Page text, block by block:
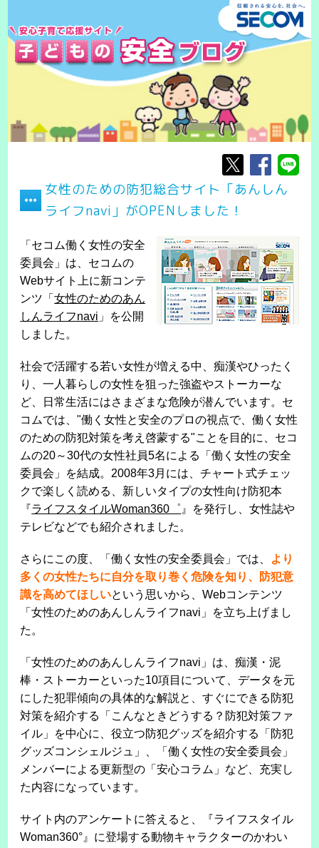
女性のための防犯総合サイト「あんしん
ライフnavi」がOPENしました！
「セコム働く女性の安全
委員会」は、セコムの
Webサイト上に新コンテ
ンツ「女性のためのあん
しんライフnavi 」を公開
しました。
社会で活躍する若い女性が増える中、痴漢やひったく
り、一人暮らしの女性を狙った強盗やストーカーな
ど、日常生活にはさまざまな危険が潜んでいます。セ
コムでは、"働く女性と安全のプロの視点で、働く女性
のための防犯対策を考え啓蒙する"ことを目的に、セコ
ムの20～30代の女性社員5名による「働く女性の安全
委員会」を結成。2008年3月には、チャート式チェッ
クで楽しく読める、新しいタイプの女性向け防犯本
『 ライフスタイルWoman360゜』を発行し、女性誌や
テレビなどでも紹介されました。
さらにこの度、「働く女性の安全委員会」では、
より
多くの女性たちに自分を取り巻く危険を知り、防犯意
識を高めてほしいという思いから、Webコンテンツ
「女性のためのあんしんライフnavi」を立ち上げまし
た。
「女性のためのあんしんライフnavi」は、痴漢・泥
棒・ストーカーといった10項目について、データを元
にした犯罪傾向の具体的な解説と、すぐにできる防犯
対策を紹介する「こんなときどうする？防犯対策ファ
イル」を中心に、役立つ防犯グッズを紹介する「防犯
グッズコンシェルジュ」、「働く女性の安全委員会」
メンバーによる更新型の「安心コラム」など、充実し
た内容になっています。
サイト内のアンケートに答えると、『ライフスタイル
Woman360°』に登場する動物キャラクターのかわい